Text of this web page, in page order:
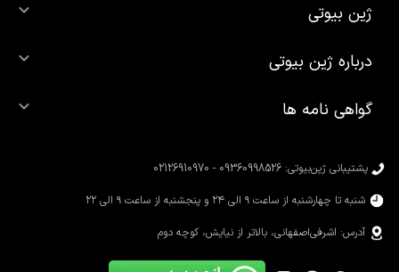
ژین بیوتی
خرید شوینده صورت
خرید رژ لب
درباره ژین بیوتی
تماس با ما
محصولات سیمپل
گواهی نامه ها
پشتیبانی ژین‌بیوتی: 09360998526 - 02126910970
شنبه تا چهارشنبه از ساعت ۹ الی ۲۴ و پنجشنبه از ساعت ۹ الی ۲۲
آدرس: اشرفی‌اصفهانی، بالاتر از نیایش، کوچه دوم